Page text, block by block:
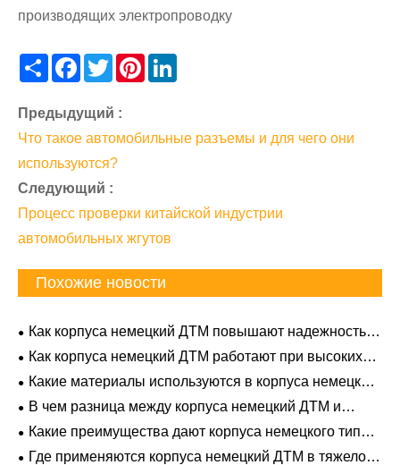
производящих электропроводку
Share Facebook
TwitterPinterest
Предыдущий :
Что такое автомобильные разъемы и для чего они
используются?
Следующий :
Процесс проверки китайской индустрии
автомобильных жгутов
Похожие новости
Как корпуса немецкий ДТМ повышают надежность
электрических систем?
Как корпуса немецкий ДТМ работают при высоких
температурах?
Какие материалы используются в корпуса немецкий
ДТМ?
В чем разница между корпуса немецкий ДТМ и
аналогами?
Какие преимущества дают корпуса немецкого типа
ДТМ в промышленности?
Где применяются корпуса немецкий ДТМ в тяжелой